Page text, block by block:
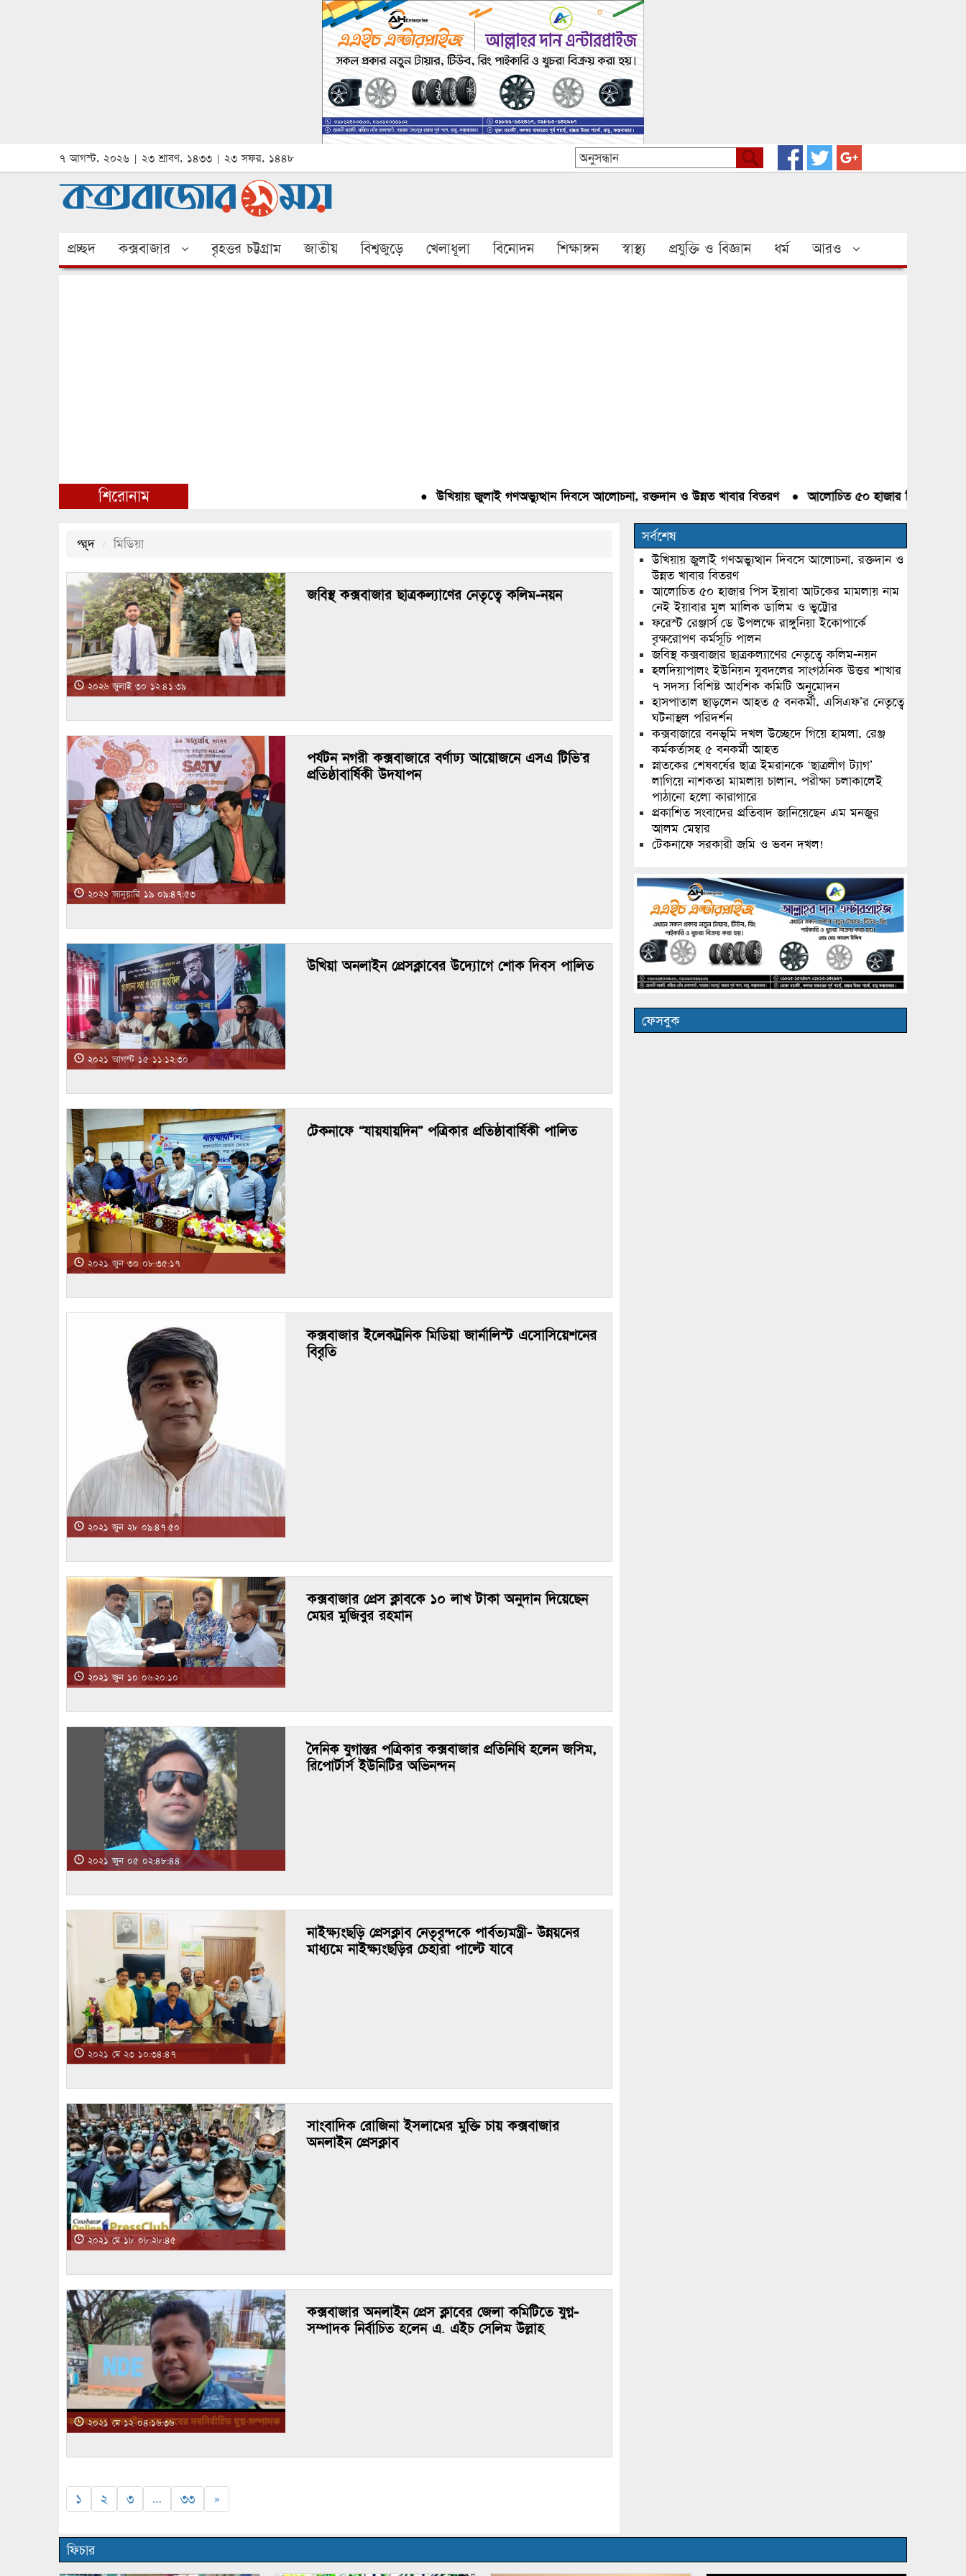
৭ আগস্ট, ২০২৬ | ২৩ শ্রাবণ, ১৪৩৩ | ২৩ সফর, ১৪৪৮
প্রচ্ছদ কক্সবাজার বৃহত্তর চট্টগ্রাম জাতীয় বিশ্বজুড়ে খেলাধূলা বিনোদন শিক্ষাঙ্গন স্বাস্থ্য প্রযুক্তি ও বিজ্ঞান ধর্ম আরও
শিরোনাম উখিয়ায় জুলাই গণঅভ্যুত্থান দিবসে আলোচনা, রক্তদান ও উন্নত খাবার বিতরণ●আলোচিত ৫০ হাজার পিস ইয়াবা আটকের
প্র্দ মিডিয়া
২০২৬ জুলাই ৩০ ১২:৪১:৩৯
জবিস্থ কক্সবাজার ছাত্রকল্যাণের নেতৃত্বে কলিম-নয়ন
২০২২ জানুয়ারি ১৯ ০৯:৪৭:৫৩
পর্যটন নগরী কক্সবাজারে বর্ণাঢ্য আয়োজনে এসএ টিভি’র
প্রতিষ্ঠাবার্ষিকী উদযাপন
২০২১ আগস্ট ১৫ ১১:১২:৩০
উখিয়া অনলাইন প্রেসক্লাবের উদ্যোগে শোক দিবস পালিত
২০২১ জুন ৩০ ০৮:৩৫:১৭
টেকনাফে “যায়যায়দিন” পত্রিকার প্রতিষ্ঠাবার্ষিকী পালিত
২০২১ জুন ২৮ ০৯:৪৭:৫০
কক্সবাজার ইলেকট্রনিক মিডিয়া জার্নালিস্ট এসোসিয়েশনের
বিবৃতি
২০২১ জুন ১০ ০৬:২০:১০
কক্সবাজার প্রেস ক্লাবকে ১০ লাখ টাকা অনুদান দিয়েছেন
মেয়র মুজিবুর রহমান
২০২১ জুন ০৫ ০২:৪৮:৪৪
দৈনিক যুগান্তর পত্রিকার কক্সবাজার প্রতিনিধি হলেন জসিম,
রিপোর্টার্স ইউনিটির অভিনন্দন
২০২১ মে ২৩ ১০:৩৪:৪৭
নাইক্ষ্যংছড়ি প্রেসক্লাব নেতৃবৃন্দকে পার্বত্যমন্ত্রী- উন্নয়নের
মাধ্যমে নাইক্ষ্যংছড়ির চেহারা পাল্টে যাবে
২০২১ মে ১৮ ০৮:২৮:৪৫
সাংবাদিক রোজিনা ইসলামের মুক্তি চায় কক্সবাজার
অনলাইন প্রেসক্লাব
২০২১ মে ১২ ০৪:১৬:৩৬
কক্সবাজার অনলাইন প্রেস ক্লাবের জেলা কমিটিতে যুগ্ন-
সম্পাদক নির্বাচিত হলেন এ. এইচ সেলিম উল্লাহ
১ ২ ৩ … ৩৩ »
সর্বশেষ
উখিয়ায় জুলাই গণঅভ্যুত্থান দিবসে আলোচনা, রক্তদান ও
উন্নত খাবার বিতরণ
আলোচিত ৫০ হাজার পিস ইয়াবা আটকের মামলায় নাম
নেই ইয়াবার মুল মালিক ডালিম ও ভুট্টোর
ফরেস্ট রেঞ্জার্স ডে উপলক্ষে রাঙ্গুনিয়া ইকোপার্কে
বৃক্ষরোপণ কর্মসূচি পালন
জবিস্থ কক্সবাজার ছাত্রকল্যাণের নেতৃত্বে কলিম-নয়ন
হলদিয়াপালং ইউনিয়ন যুবদলের সাংগঠনিক উত্তর শাখার
৭ সদস্য বিশিষ্ট আংশিক কমিটি অনুমোদন
হাসপাতাল ছাড়লেন আহত ৫ বনকর্মী, এসিএফ’র নেতৃত্বে
ঘটনাস্থল পরিদর্শন
কক্সবাজারে বনভূমি দখল উচ্ছেদে গিয়ে হামলা, রেঞ্জ
কর্মকর্তাসহ ৫ বনকর্মী আহত
স্নাতকের শেষবর্ষের ছাত্র ইমরানকে ‘ছাত্রলীগ ট্যাগ’
লাগিয়ে নাশকতা মামলায় চালান, পরীক্ষা চলাকালেই
পাঠানো হলো কারাগারে
প্রকাশিত সংবাদের প্রতিবাদ জানিয়েছেন এম মনজুর
আলম মেম্বার
টেকনাফে সরকারী জমি ও ভবন দখল!
ফেসবুক
ফিচার